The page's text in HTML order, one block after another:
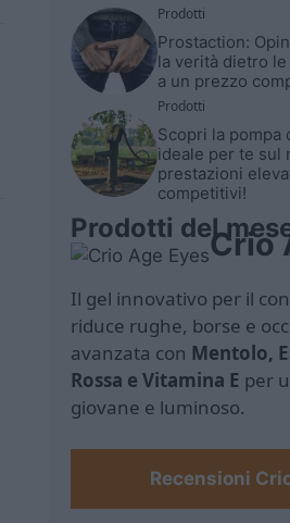
Prodotti
Prostaction:
la verità dietro
a un prezzo
Prodotti
Scopri la pompa
ideale per te sul
prestazioni
competitivi!
Prodotti delCrio
Il gel innovativo per il
riduce rughe, borse e
avanzata con Mentolo,
Rossa e Vitamina E per
giovane e luminoso.
Recensioni